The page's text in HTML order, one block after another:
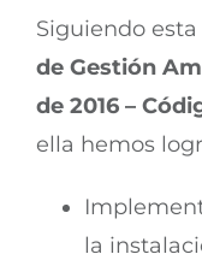
Programas
Servicios a un
Siguiendo
de Gestión
de 2016 –
ella hemos
la